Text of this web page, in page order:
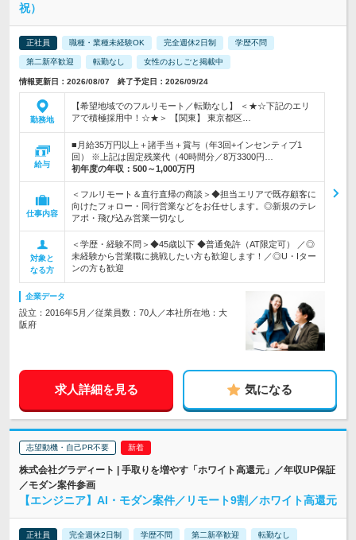
祝）
正社員 職種・業種未経験OK 完全週休2日制 学歴不問
第二新卒歓迎 転勤なし 女性のおしごと掲載中
情報更新日：2026/08/07 終了予定日：2026/09/24
勤務地
【希望地域でのフルリモート／転勤なし】 ＜★☆下記のエリ
アで積極採用中！☆★＞ 【関東】 東京都区…
給与
■月給35万円以上＋諸手当＋賞与（年3回+インセンティブ1
回） ※上記は固定残業代（40時間分／8万3300円…
初年度の年収： 500～1,000万円
仕事内容
＜フルリモート＆直行直帰の商談＞◆担当エリアで既存顧客に
向けたフォロー・同行営業などをお任せします。◎新規のテレ
アポ・飛び込み営業一切なし
対象と
なる方
＜学歴・経験不問＞◆45歳以下 ◆普通免許（AT限定可） ／◎
未経験から営業職に挑戦したい方も歓迎します！／◎U・Iター
ンの方も歓迎
企業データ
設立：2016年5月／従業員数：70人／本社所在地：大
阪府
求人詳細を見る 気になる
志望動機・自己PR不要
株式会社グラディート | 手取りを増やす「ホワイト高還元」／年収UP保証
／モダン案件参画
【エンジニア】AI・モダン案件／リモート9割／ホワイト高還元
正社員 完全週休2日制 学歴不問 第二新卒歓迎 転勤なし